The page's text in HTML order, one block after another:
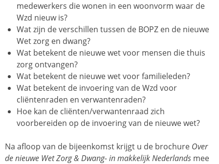
medewerkers die wonen in een woonvorm waar de
Wzd nieuw is?
Wat zijn de verschillen tussen de BOPZ en de nieuwe
Wet zorg en dwang?
Wat betekent de nieuwe wet voor mensen die thuis
zorg ontvangen?
Wat betekent de nieuwe wet voor familieleden?
Wat betekent de invoering van de Wzd voor
cliëntenraden en verwantenraden?
Hoe kan de cliënten/verwantenraad zich
voorbereiden op de invoering van de nieuwe wet?
Na afloop van de bijeenkomst krijgt u de brochure Over
de nieuwe Wet Zorg & Dwang- in makkelijk Nederlands mee